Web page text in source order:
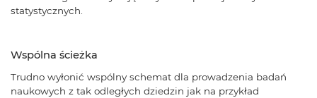
statystycznych.
Wspólna ścieżka
Trudno wyłonić wspólny schemat dla prowadzenia badań
naukowych z tak odległych dziedzin jak na przykład